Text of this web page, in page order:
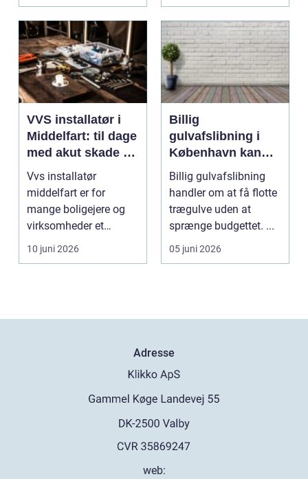
VVS installatør i
Middelfart: til dage
med akut skade og
almindelig service
Vvs installatør
middelfart er for
mange boligejere og
virksomheder et
søgeord, der duk...
10 juni 2026
Billig
gulvafslibning i
København kan
være vejen til
flottere gulve
Billig gulvafslibning
handler om at få flotte
trægulve uden at
sprænge budgettet. ...
05 juni 2026
Adresse
web: